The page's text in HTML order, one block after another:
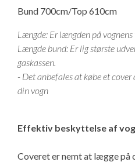
Isabella weekend-
Isabella fortelte til
GPS tracker til
Handelsbetingelser
Cookie &
Persondata
GPDR - KG
Bund 700cm/Top 610cm
Længde: Er længden på vognens
Længde bund: Er lig største
gaskassen.
- Det anbefales at købe et
din vogn
Effektiv beskyttelse af
Coveret er nemt at lægge på